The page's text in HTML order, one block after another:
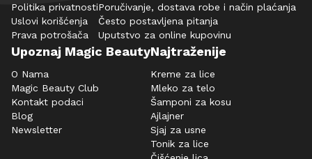
Politika privatnosti
Uslovi korišćenja
Prava potrošača
Poručivanje, dostava robe i način plaćanja
Često postavljena pitanja
Uputstvo za online kupovinu
Upoznaj Magic Beauty
O Nama
Magic Beauty Club
Kontakt podaci
Blog
Newsletter
Najtraženije
Kreme za lice
Mleko za telo
Šamponi za kosu
Ajlajner
Sjaj za usne
Tonik za lice